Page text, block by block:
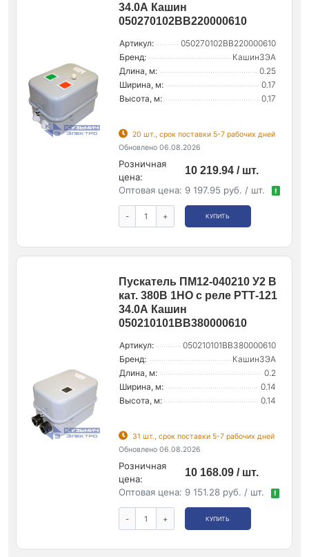
34.0А Кашин
050270102ВВ220000610
Артикул:
050270102ВВ220000610
Бренд:
КашинЗЭА
Длина, м:
0.25
Ширина, м:
0.17
Высота, м:
0.17
20 шт., срок поставки 5-7 рабочих дней
Обновлено 06.08.2026
Розничная
цена:
10 219.94 / шт.
Оптовая цена: 9 197.95 руб. / шт. !
- + КУПИТЬ
Пускатель ПМ12-040210 У2 В
кат. 380В 1НО с реле РТТ-121
34.0А Кашин
050210101ВВ380000610
Артикул:
050210101ВВ380000610
Бренд:
КашинЗЭА
Длина, м:
0.2
Ширина, м:
0.14
Высота, м:
0.14
31 шт., срок поставки 5-7 рабочих дней
Обновлено 06.08.2026
Розничная
цена:
10 168.09 / шт.
Оптовая цена: 9 151.28 руб. / шт. !
- + КУПИТЬ